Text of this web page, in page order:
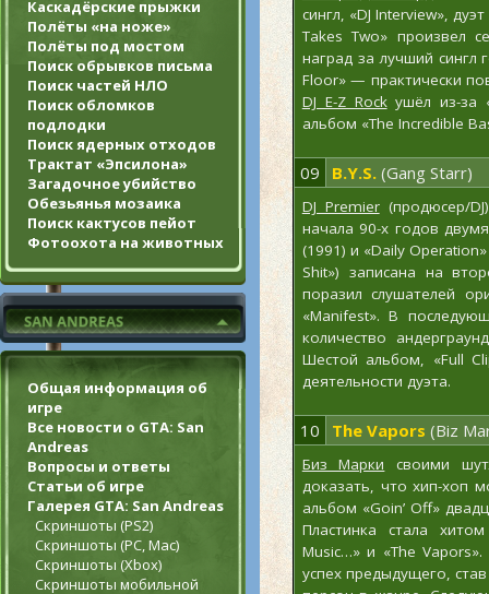
Каскадёрские прыжки
Полёты «на ноже»
Полёты под мостом
Поиск обрывков письма
Поиск частей НЛО
Поиск обломков
подлодки
Поиск ядерных отходов
Трактат «Эпсилона»
Загадочное убийство
Обезьянья мозаика
Поиск кактусов пейот
Фотоохота на животных
Общая информация об
игре
Все новости о GTA: San
Andreas
Вопросы и ответы
Статьи об игре
Галерея GTA: San Andreas
Скриншоты (PS2)
Скриншоты (PC, Mac)
Скриншоты (Xbox)
Скриншоты мобильной
сингл, «DJ Interview»,
Takes Two» произвел
наград за лучший сингл
Floor» — практически
DJ E-Z Rockушёл из-за
альбом «The Incredible
09 B.Y.S.(Gang Starr)
DJ Premier(продюсер/
начала 90-х годов
(1991) и «Daily
Shit») записана на
поразил слушателей
«Manifest». В
количество
Шестой альбом, «Full
деятельности дуэта.
10 The Vapors (Biz
Биз Марки своими
доказать, что хип-хоп
альбом «Goin’ Off»
Пластинка стала
Music…» и «The
успех предыдущего,